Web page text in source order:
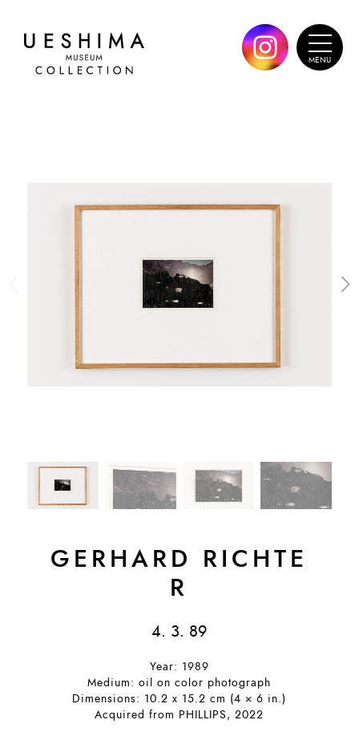
GERHARD RICHTE
R
4. 3. 89
Year: 1989
Medium: oil on color photograph
Dimensions: 10.2 x 15.2 cm (4 × 6 in.)
Acquired from PHILLIPS, 2022